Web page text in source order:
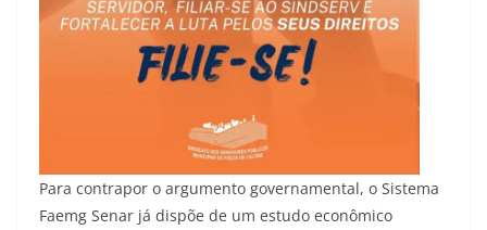
Para contrapor o argumento governamental, o Sistema
Faemg Senar já dispõe de um estudo econômico